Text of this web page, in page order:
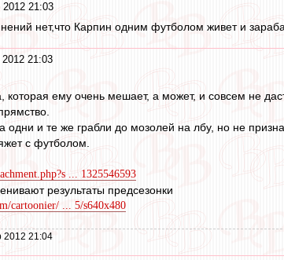
21:03
нет,что Карпин одним футболом живет и
21:03
которая ему очень мешает, а может, и совсем не
одни и те же грабли до мозолей на лбу, но не
с футболом.
... 1325546593
результаты предсезонки
cartoonier/ ... 5/s640x480
2012 21:04